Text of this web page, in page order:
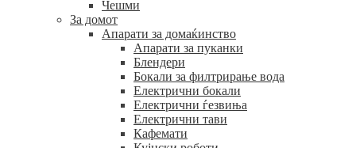
Чешми
За домот
Апарати за домаќинство
Апарати за пуканки
Блендери
Бокали за филтрирање вода
Електрични бокали
Електрични ѓезвиња
Електрични тави
Кафемати